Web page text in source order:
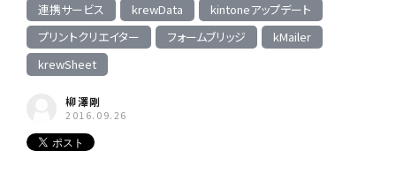
連携サービス
krewData
kintoneアップデート
プリントクリエイター
フォームブリッジ
kMailer
krewSheet
柳澤剛
2016.09.26